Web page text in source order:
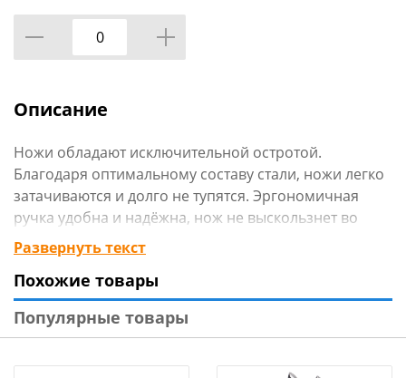
Описание
Ножи обладают исключительной остротой.
Благодаря оптимальному составу стали, ножи легко
затачиваются и долго не тупятся. Эргономичная
ручка удобна и надёжна, нож не выскользнет во
время приготовления пищи и рука не устанет при
длительной эксплуатации ножа.Ножи легко заточить
в домашних условиях с помощью мусата, ножеточек
и точильных камней.
Развернуть текст
Похожие товары
Популярные товары